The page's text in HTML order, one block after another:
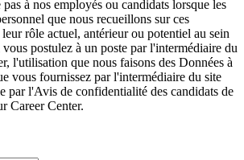
à nos employés ou candidats lorsque les
que nous recueillons sur ces
leur rôle actuel, antérieur ou potentiel au sein
postulez à un poste par l'intermédiaire du
l'utilisation que nous faisons des Données à
vous fournissez par l'intermédiaire du site
par l'Avis de confidentialité des candidats de
Career Center.